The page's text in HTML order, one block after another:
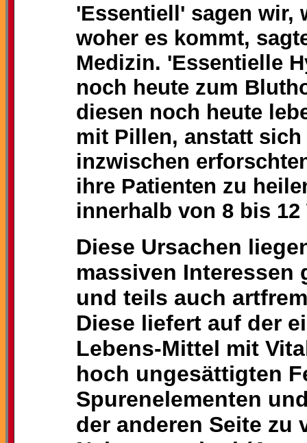
'Essentiell' sagen wir,
woher es kommt,
Medizin. 'Essentielle
noch heute zum
diesen noch heute
mit Pillen, anstatt
inzwischen
ihre Patienten zu
innerhalb von 8 bis
Diese Ursachen
massiven Interessen
und teils auch
Diese liefert auf der
Lebens-Mittel mit
hoch ungesättigten
Spurenelementen
der anderen Seite zu